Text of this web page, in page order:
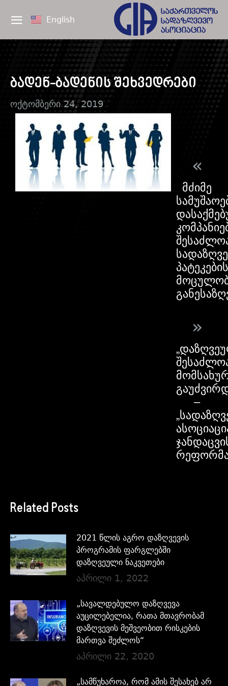
English
ბადენ-ბადენის შეხვედრები
ოქტომბერი 24, 2019
«
მძიმე
პატეკების
»
–
Related Posts
2021 წლის აგრო დაზღვევის
პროგრამის ფარგლებში
დაზღვეული ნაკვეთები
აპრილი 1, 2022
„სავალდებულო დაზღვევა
აუცილებელია, რათა მთავრობამ
დაზღვევის მეშვეობით რისკების
მართვა შეძლოს“
აპრილი 22, 2020
„სამწუხაროა, რომ ამის შესახებ არ